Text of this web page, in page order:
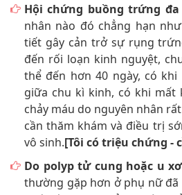
Hội chứng buồng trứng đa
nhân nào đó chẳng hạn
tiết gây cản trở sự rụng
đến rối loạn kinh nguyệt,
thể đến hơn 40 ngày, có
giữa chu kì kinh, có khi mất
chảy máu do nguyên nhân
cần thăm khám và điều trị
vô sinh.[Tôi có triệu chứng -
Do polyp tử cung hoặc u
thường gặp hơn ở phụ nữ đã